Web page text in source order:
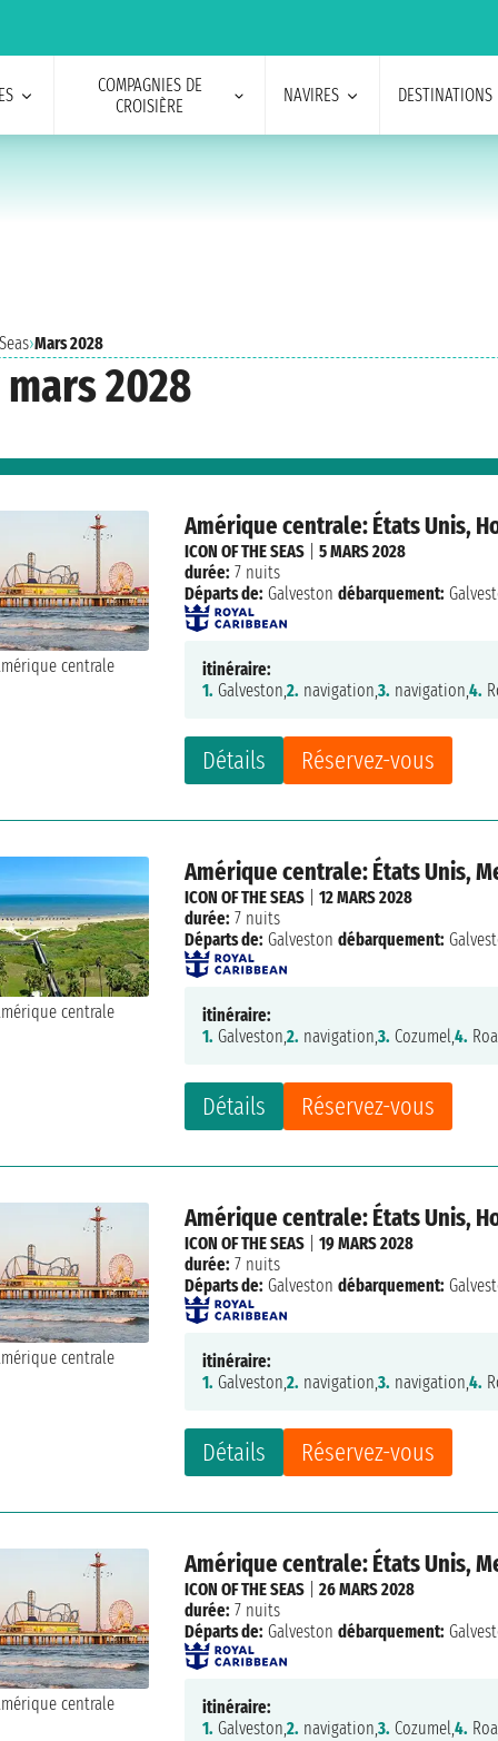
COMPAGNIES DE
CROISIÈRE
NAVIRES DESTINATIONS
›Mars 2028
2028
Amérique centrale: États Unis,
Détails Réservez-vous
ICON OF THE SEAS |5 MARS 2028
durée: 7 nuits
Départs de: Galveston débarquement:
itinéraire:
1. Galveston,2. navigation,3. navigation,4.
Amérique centrale: États Unis,
Détails Réservez-vous
ICON OF THE SEAS |12 MARS 2028
durée: 7 nuits
Départs de: Galveston débarquement:
itinéraire:
1. Galveston,2. navigation,3. Cozumel,4.
Amérique centrale: États Unis,
Détails Réservez-vous
ICON OF THE SEAS |19 MARS 2028
durée: 7 nuits
Départs de: Galveston débarquement:
itinéraire:
1. Galveston,2. navigation,3. navigation,4.
Amérique centrale: États Unis,
ICON OF THE SEAS |26 MARS 2028
durée: 7 nuits
Départs de: Galveston débarquement:
itinéraire:
1. Galveston,2. navigation,3. Cozumel,4.